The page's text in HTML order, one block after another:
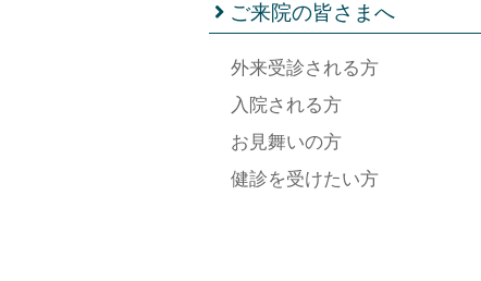
ご来院の皆さまへ
外来受診される方
入院される方
お見舞いの方
健診を受けたい方